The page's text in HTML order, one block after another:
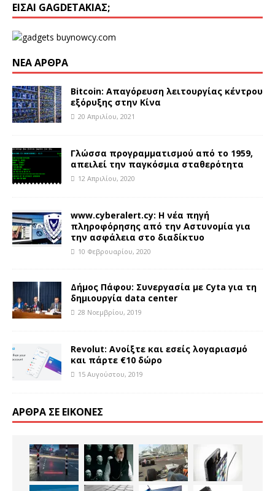
ΕΊΣΑΙ GAGDETΆΚΙΑΣ;
ΝΈΑ ΆΡΘΡΑ
Bitcoin: Απαγόρευση λειτουργίας κέντρου
εξόρυξης στην Κίνα
20 Απριλίου, 2021
Γλώσσα προγραμματισμού από το 1959,
απειλεί την παγκόσμια σταθερότητα
12 Απριλίου, 2020
www.cyberalert.cy: Η νέα πηγή
πληροφόρησης από την Αστυνομία για
την ασφάλεια στο διαδίκτυο
10 Φεβρουαρίου, 2020
Δήμος Πάφου: Συνεργασία με Cyta για τη
δημιουργία data center
28 Νοεμβρίου, 2019
Revolut: Ανοίξτε και εσείς λογαριασμό
και πάρτε €10 δώρο
15 Αυγούστου, 2019
ΆΡΘΡΑ ΣΕ ΕΙΚΌΝΕΣ